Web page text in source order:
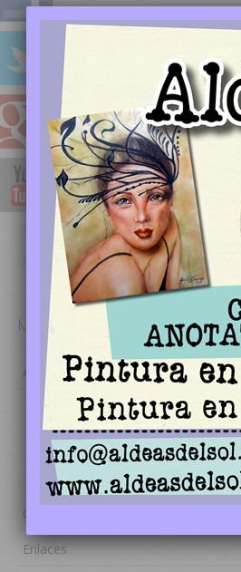
Horarios
Tuesday 9 a 13 | 15 a 17
Wednesday 13 a 17
Thursday 9 a 13 | 15 a 17
Saturday 10 a 13 | 13 a 16
Buscar
Search
Nuestro Blog
Alumnas
Estilo Country
Pintura artística
Pintura en porcelana
Cursos
Enlaces